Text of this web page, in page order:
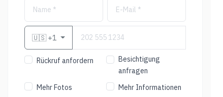
🇺🇸+1
Rückruf anfordern
Besichtigung
anfragen
Mehr Fotos
Mehr Informationen